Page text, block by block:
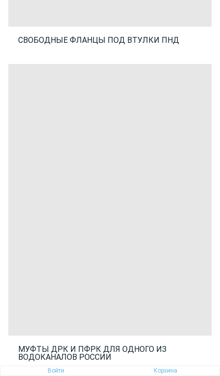
Войти Корзина
СВОБОДНЫЕ ФЛАНЦЫ ПОД ВТУЛКИ ПНД
МУФТЫ ДРК И ПФРК ДЛЯ ОДНОГО ИЗ
ВОДОКАНАЛОВ РОССИИ